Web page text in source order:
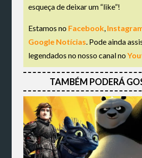
esqueça de deixar um “like”!
Estamos no Facebook,
Google Notícias. Pode ainda
legendados no nosso canal no
TAMBÉM PODERÁ